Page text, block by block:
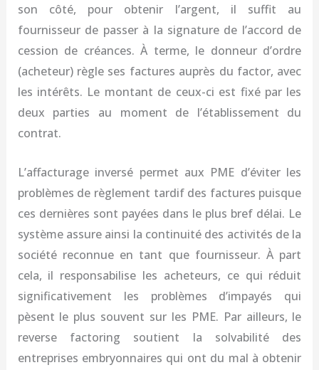
son côté, pour obtenir l’argent, il suffit au
fournisseur de passer à la signature de l’accord de
cession de créances. À terme, le donneur d’ordre
(acheteur) règle ses factures auprès du factor, avec
les intérêts. Le montant de ceux-ci est fixé par les
deux parties au moment de l’établissement du
contrat.
L’affacturage inversé permet aux PME d’éviter les
problèmes de règlement tardif des factures puisque
ces dernières sont payées dans le plus bref délai. Le
système assure ainsi la continuité des activités de la
société reconnue en tant que fournisseur. À part
cela, il responsabilise les acheteurs, ce qui réduit
significativement les problèmes d’impayés qui
pèsent le plus souvent sur les PME. Par ailleurs, le
reverse factoring soutient la solvabilité des
entreprises embryonnaires qui ont du mal à obtenir